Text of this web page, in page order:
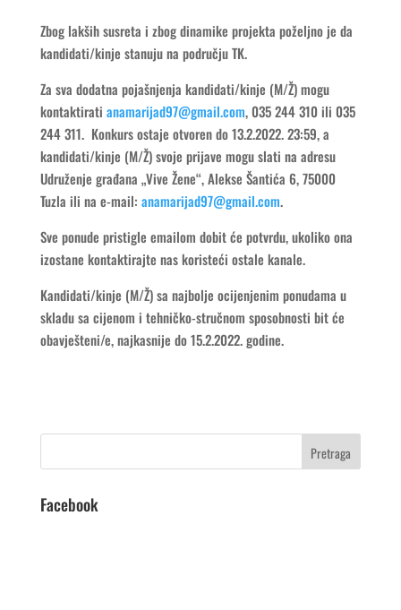
Zbog lakših susreta i zbog dinamike projekta poželjno je da
kandidati/kinje stanuju na području TK.
Za sva dodatna pojašnjenja kandidati/kinje (M/Ž) mogu
kontaktirati anamarijad97@gmail.com, 035 244 310 ili 035
244 311. Konkurs ostaje otvoren do 13.2.2022. 23:59, a
kandidati/kinje (M/Ž) svoje prijave mogu slati na adresu
Udruženje građana „Vive Žene“, Alekse Šantića 6, 75000
Tuzla ili na e-mail: anamarijad97@gmail.com.
Sve ponude pristigle emailom dobit će potvrdu, ukoliko ona
izostane kontaktirajte nas koristeći ostale kanale.
Kandidati/kinje (M/Ž) sa najbolje ocijenjenim ponudama u
skladu sa cijenom i tehničko-stručnom sposobnosti bit će
obavješteni/e, najkasnije do 15.2.2022. godine.
Facebook